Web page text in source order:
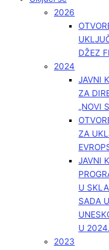
2026
DŽEZ
2024
JAVNI
ZA
„NOVI
ZA
JAVNI
U
SADA U
U
2023